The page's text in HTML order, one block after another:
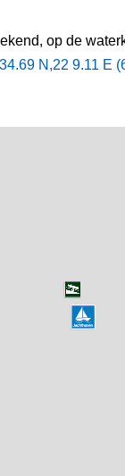
op de
N,22 9.11 E